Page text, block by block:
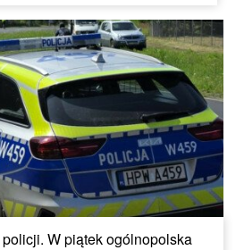
W piątek ogólnopolska